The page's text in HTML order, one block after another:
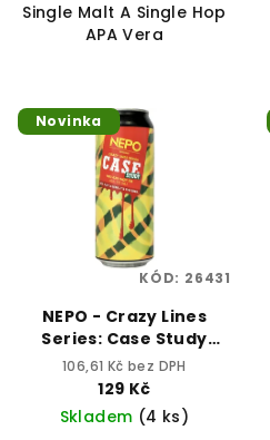
Single Malt A Single Hop
APA Vera
Novinka
NEPO - Crazy Lines
Series: Case Study
500ml can 6% alc.
106,61 Kč bez DPH
129 Kč
Skladem (4 ks)
KÓD: 26431